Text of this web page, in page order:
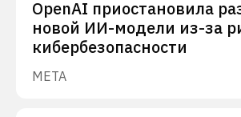
OpenAI приостановила
новой ИИ-модели из-за
кибербезопасности
META